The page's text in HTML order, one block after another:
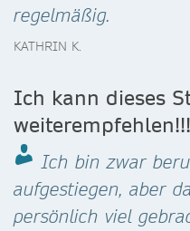
regelmäßig.
KATHRIN K.
Ich kann dieses
weiterempfehlen!!!
Ich bin zwar
aufgestiegen, aber
persönlich viel